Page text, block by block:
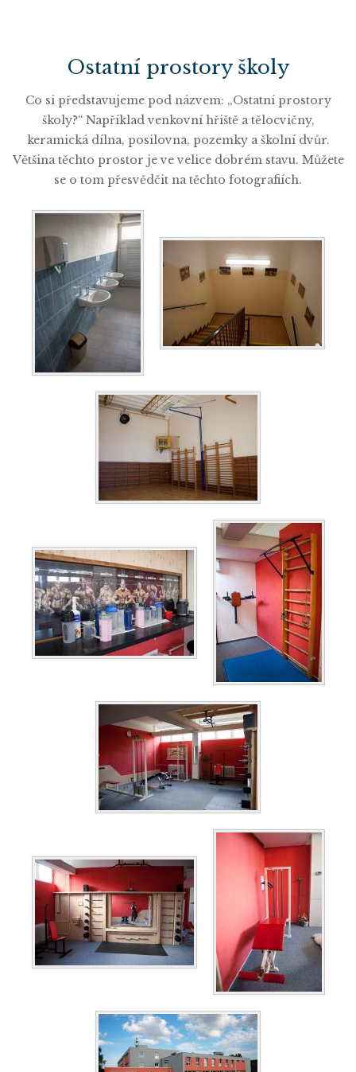
Ostatní prostory školy
Co si představujeme pod názvem: „Ostatní prostory
školy?“ Například venkovní hřiště a tělocvičny,
keramická dílna, posilovna, pozemky a školní dvůr.
Většina těchto prostor je ve velice dobrém stavu. Můžete
se o tom přesvědčit na těchto fotografiích.